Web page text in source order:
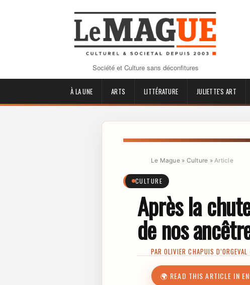
Société et Culture sans déconfitures
À LA UNE ARTS LITTÉRATURE JULIETTE'S ART
Le Mague» Culture » Article
CULTURE
Après la
de nos
PAROLIVIER CHAPUIS D’ORGEVAL
🌍 READ THIS ARTICLE IN